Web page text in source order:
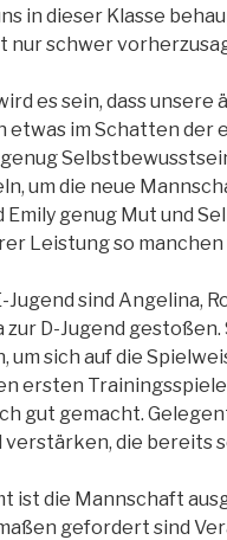
in dieser Klasse
nur schwer
es sein, dass
etwas im Schatten der
um die neue
Emily genug Mut und
Leistung so
Jugend sind Angelina,
zur D-Jugend
um sich auf die
ersten
gut gemacht.
verstärken, die bereits
ist die Mannschaft
gefordert sind